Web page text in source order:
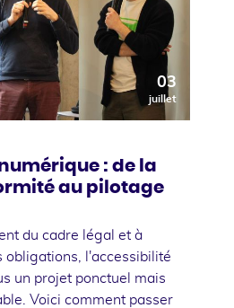
03
juillet
: de la
au pilotage
du cadre légal et à
obligations, l'accessibilité
un projet ponctuel mais
Voici comment passer